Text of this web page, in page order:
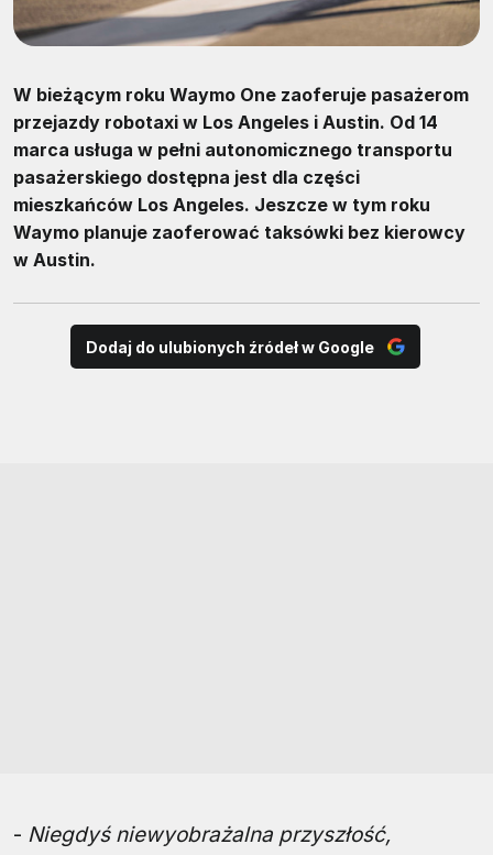
W bieżącym roku Waymo One zaoferuje pasażerom
przejazdy robotaxi w Los Angeles i Austin. Od 14
marca usługa w pełni autonomicznego transportu
pasażerskiego dostępna jest dla części
mieszkańców Los Angeles. Jeszcze w tym roku
Waymo planuje zaoferować taksówki bez kierowcy
w Austin.
Dodaj do ulubionych źródeł w Google
- Niegdyś niewyobrażalna przyszłość,